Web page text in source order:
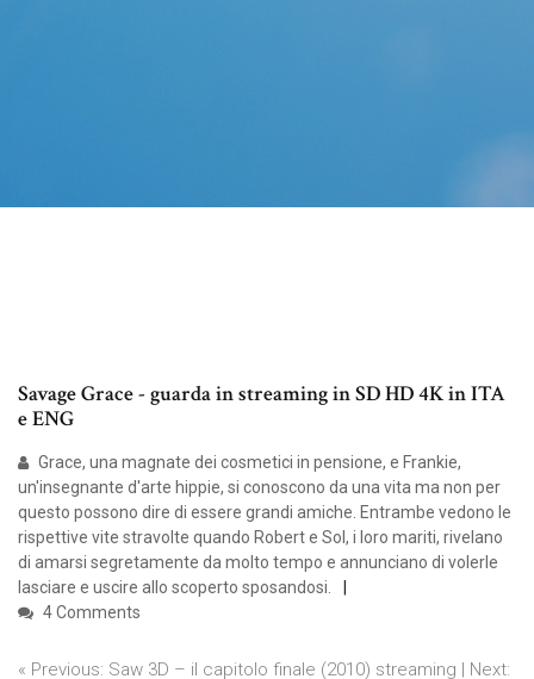
Savage Grace - guarda in streaming in SD HD 4K in ITA
e ENG
Grace, una magnate dei cosmetici in pensione, e Frankie,
un'insegnante d'arte hippie, si conoscono da una vita ma non per
questo possono dire di essere grandi amiche. Entrambe vedono le
rispettive vite stravolte quando Robert e Sol, i loro mariti, rivelano
di amarsi segretamente da molto tempo e annunciano di volerle
lasciare e uscire allo scoperto sposandosi.
4 Comments
« Previous: Saw 3D – il capitolo finale (2010) streaming | Next: